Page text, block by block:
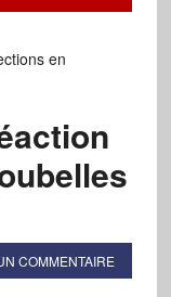
en
COMMENTAIRE